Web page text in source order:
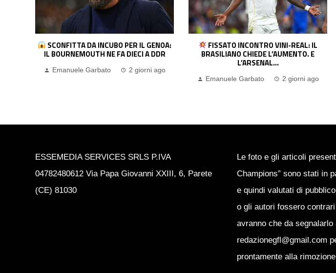
FISSATO INCONTRO VINI-REAL: IL
BRASILIANO CHIEDE L’AUMENTO. E
COLPO DA 36 MILIONI DEL COMO! È
FATTA PER CHALOBAH
ESSEMEDIA SERVICES SRLS P.IVA
04782480612 Via Papa Giovanni XXIII, 6, Parete
(CE) 81030
Le foto e gli articoli
Champions” sono stati in
e quindi valutati di
o gli autori fossero
avranno che da segnalarlo
redazionegfl@gmail.com
prontamente alla